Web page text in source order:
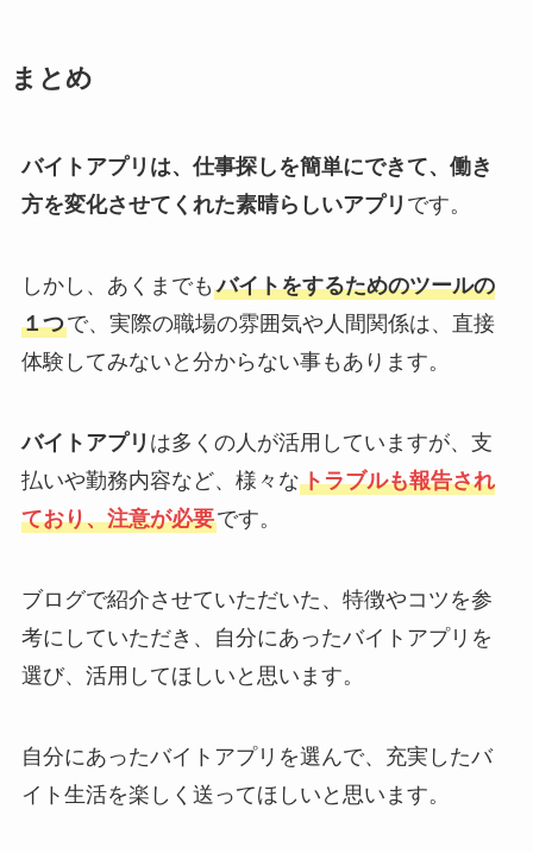
まとめ
バイトアプリは、仕事探しを簡単にできて、働き
方を変化させてくれた素晴らしいアプリ です。
しかし、あくまでも バイトをするためのツールの
１つで、実際の職場の雰囲気や人間関係は、直接
体験してみないと分からない事もあります。
バイトアプリ は多くの人が活用していますが、支
払いや勤務内容など、様々なトラブルも報告され
ており、注意が必要です。
ブログで紹介させていただいた、特徴やコツを参
考にしていただき、自分にあったバイトアプリを
選び、活用してほしいと思います。
自分にあったバイトアプリを選んで、充実したバ
イト生活を楽しく送ってほしいと思います。